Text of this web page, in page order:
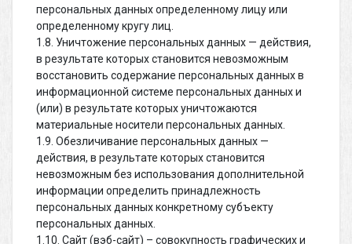
персональных данных определенному лицу или
определенному кругу лиц.
1.8. Уничтожение персональных данных — действия,
в результате которых становится невозможным
восстановить содержание персональных данных в
информационной системе персональных данных и
(или) в результате которых уничтожаются
материальные носители персональных данных.
1.9. Обезличивание персональных данных —
действия, в результате которых становится
невозможным без использования дополнительной
информации определить принадлежность
персональных данных конкретному субъекту
персональных данных.
1.10. Сайт (вэб-сайт) – совокупность графических и